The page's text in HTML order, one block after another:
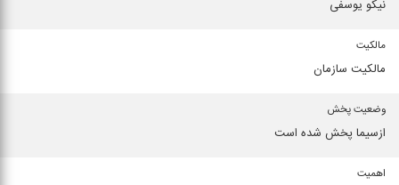
نیکو یوسفی
مالکیت
مالکیت سازمان
وضعیت پخش
ازسیما پخش شده است
اهمیت